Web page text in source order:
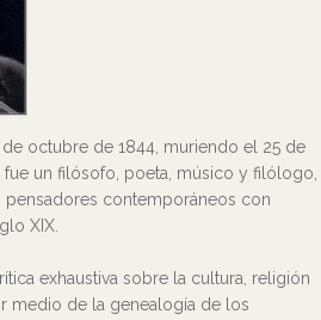
de octubre de 1844, muriendo el 25 de
fue un filósofo, poeta, músico y filólogo,
contemporáneos con
XIX.
exhaustiva sobre la cultura, religión
medio de la genealogía de los